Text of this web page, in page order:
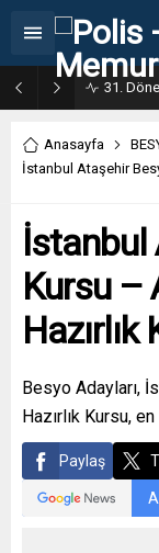
Anasayfa
İstanbul Ataşehir
İstanbul
Kursu –
Hazırlık
Besyo Adayları,
Hazırlık Kursu,
Paylaş